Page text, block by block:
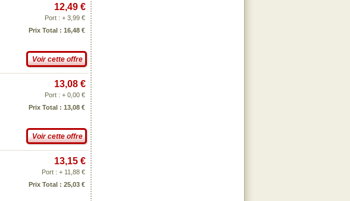
12,49 €
Port : + 3,99 €
Prix Total : 16,48 €
Voir cette offre
13,08 €
Port : + 0,00 €
Prix Total : 13,08 €
Voir cette offre
13,15 €
Port : + 11,88 €
Prix Total : 25,03 €